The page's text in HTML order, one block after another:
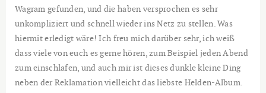
Wagram gefunden, und die haben versprochen es sehr
unkompliziert und schnell wieder ins Netz zu stellen. Was
hiermit erledigt wäre! Ich freu mich darüber sehr, ich weiß
dass viele von euch es gerne hören, zum Beispiel jeden Abend
zum einschlafen, und auch mir ist dieses dunkle kleine Ding
neben der Reklamation vielleicht das liebste Helden-Album.